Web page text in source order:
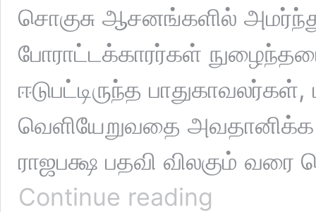
சொகுசு ஆசனங்களில்
போராட்டக்காரர்கள்
ஈடுபட்டிருந்த
வெளியேறுவதை அவதானிக்க
ராஜபக்ஷ பதவி விலகும்
Continue reading